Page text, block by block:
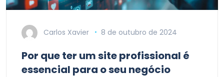
Carlos Xavier 8 de outubro de 2024
Por que ter um site profissional é
essencial para o seu negócio